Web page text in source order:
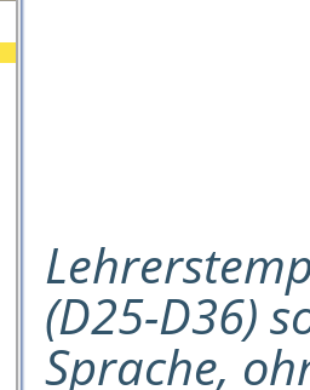
(D25-D36)
Sprache,